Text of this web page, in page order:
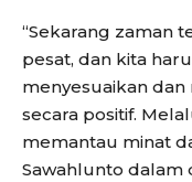
“Sekarang zaman
pesat, dan kita
menyesuaikan
secara positif.
memantau minat
Sawahlunto dalam